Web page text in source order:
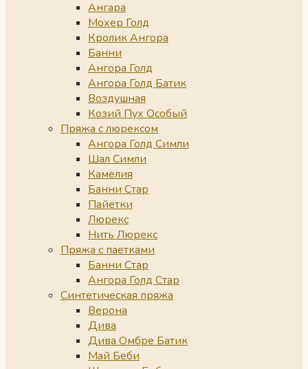
Ангара
Мохер Голд
Кролик Ангора
Банни
Ангора Голд
Ангора Голд Батик
Воздушная
Козий Пух Особый
Пряжа с люрексом
Ангора Голд Симли
Шал Симли
Камелия
Банни Стар
Пайетки
Люрекс
Нить Люрекс
Пряжа с паетками
Банни Стар
Ангора Голд Стар
Синтетическая пряжа
Верона
Дива
Дива Омбре Батик
Май Беби